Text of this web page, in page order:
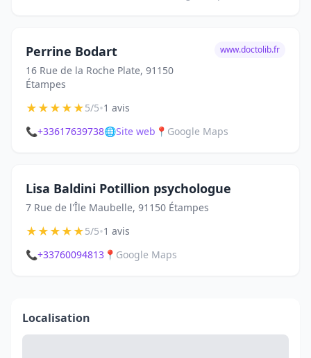
Perrine Bodart
16 Rue de la Roche Plate, 91150
Étampes
www.doctolib.fr
★★★★★5/5•1 avis
📞+33617639738🌐Site web 📍 Google Maps
Lisa Baldini Potillion psychologue
7 Rue de l'Île Maubelle, 91150 Étampes
★★★★★5/5•1 avis
📞+33760094813 📍 Google Maps
Localisation